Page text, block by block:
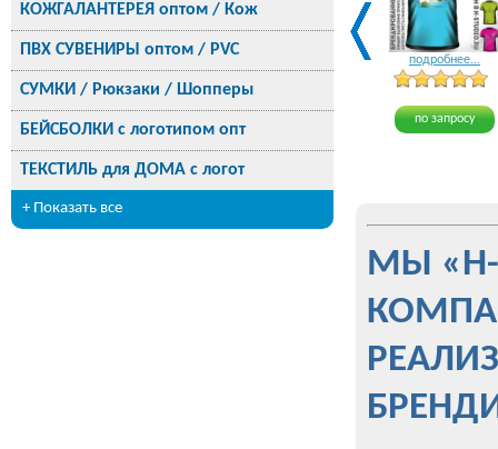
КОЖГАЛАНТЕРЕЯ оптом / Кож
ПВХ СУВЕНИРЫ оптом / PVC
СУМКИ / Рюкзаки / Шопперы
БЕЙСБОЛКИ с логотипом опт
ТЕКСТИЛЬ для ДОМА с логот
+ Показать все
подробнее...
по запросу
МЫ